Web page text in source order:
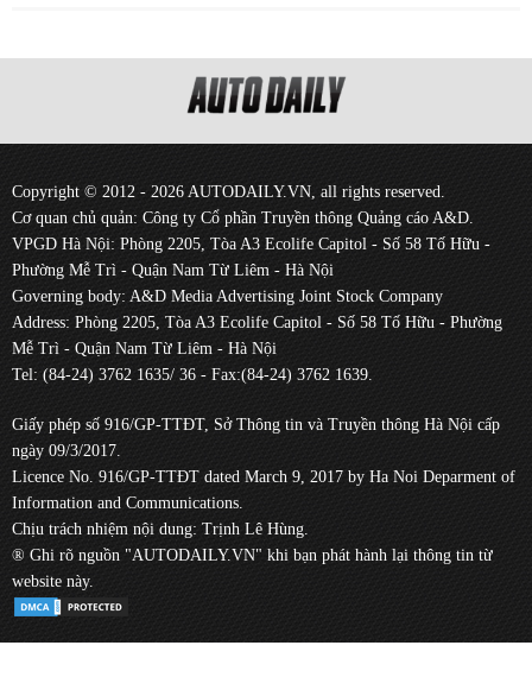
Copyright © 2012 - 2026 AUTODAILY.VN, all rights reserved.
Cơ quan chủ quản: Công ty Cổ phần Truyền thông Quảng cáo A&D.
VPGD Hà Nội: Phòng 2205, Tòa A3 Ecolife Capitol - Số 58 Tố Hữu -
Phường Mễ Trì - Quận Nam Từ Liêm - Hà Nội
Governing body: A&D Media Advertising Joint Stock Company
Address: Phòng 2205, Tòa A3 Ecolife Capitol - Số 58 Tố Hữu - Phường
Mễ Trì - Quận Nam Từ Liêm - Hà Nội
Tel: (84-24) 3762 1635/ 36 - Fax:(84-24) 3762 1639.
Giấy phép số 916/GP-TTĐT, Sở Thông tin và Truyền thông Hà Nội cấp
ngày 09/3/2017.
Licence No. 916/GP-TTĐT dated March 9, 2017 by Ha Noi Deparment of
Information and Communications.
Chịu trách nhiệm nội dung: Trịnh Lê Hùng.
® Ghi rõ nguồn "AUTODAILY.VN" khi bạn phát hành lại thông tin từ
website này.